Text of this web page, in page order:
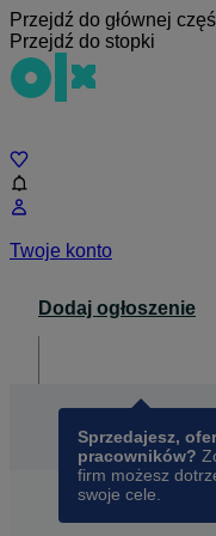
Przejdź do głównej
Przejdź do stopki
Twoje konto
Dodaj ogłoszenie
Sprzedajesz,
pracowników?
firm możesz
swoje cele.